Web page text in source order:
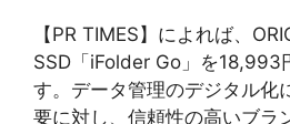
【PR TIMES】によれば、
SSD「iFolder Go」を18,993
す。データ管理のデジタル化
要に対し、信頼性の高いブラ